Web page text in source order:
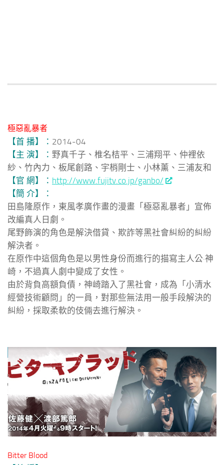
極惡亂暴者
【首 播】： 2014-04
【主 演】： 野真千子、椎名桔平、三浦翔平、仲裡依
紗、竹內力、板尾創路、宇梢剛士、小林薰、三浦友和
【官 網】： http://www.fujitv.co.jp/ganbo/
【簡 介】：
田島隆原作，東風孝廣作畫的漫畫「極惡亂暴者」宣佈
改編真人日劇。
尾野飾演的角色是解決借貸、欺詐等黑社會糾紛的糾紛
解決者。
在原作中這個角色是以男性身份而進行的描寫主人公·神
崎，不過真人劇中變成了女性。
由於背負高額負債，神崎踏入了黑社會，成為「小清水
經營技術顧問」的一員，對那些無法用一般手段解決的
糾紛，採取柔軟的伎倆去進行解決。
Bitter Blood